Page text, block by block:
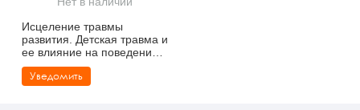
Сказкотерапия
Другие направления психотерапии
Психофизиология
Социальная психология
Учебная литература
Классический и юнгианский психоанализ
Исцеление травмы
развития. Детская травма и
ее влияние на поведение,
самооценку и способность
к отношениям
Уведомить